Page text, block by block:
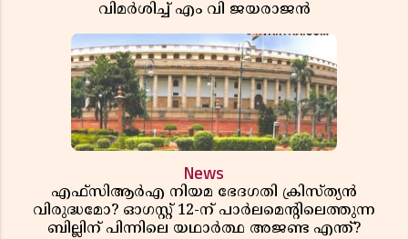
വിമർശിച്ച് എം വി ജയരാജൻ
News
എഫ്സിആർഎ നിയമ ഭേദഗതി ക്രിസ്ത്യൻ
വിരുദ്ധമോ? ഓഗസ്റ്റ് 12-ന് പാർലമെന്റിലെത്തുന്ന
ബില്ലിന് പിന്നിലെ യഥാർത്ഥ അജണ്ട എന്ത്?